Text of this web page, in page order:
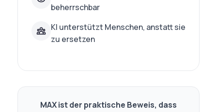
beherrschbar
KI unterstützt Menschen, anstatt sie
zu ersetzen
MAX ist der praktische Beweis, dass